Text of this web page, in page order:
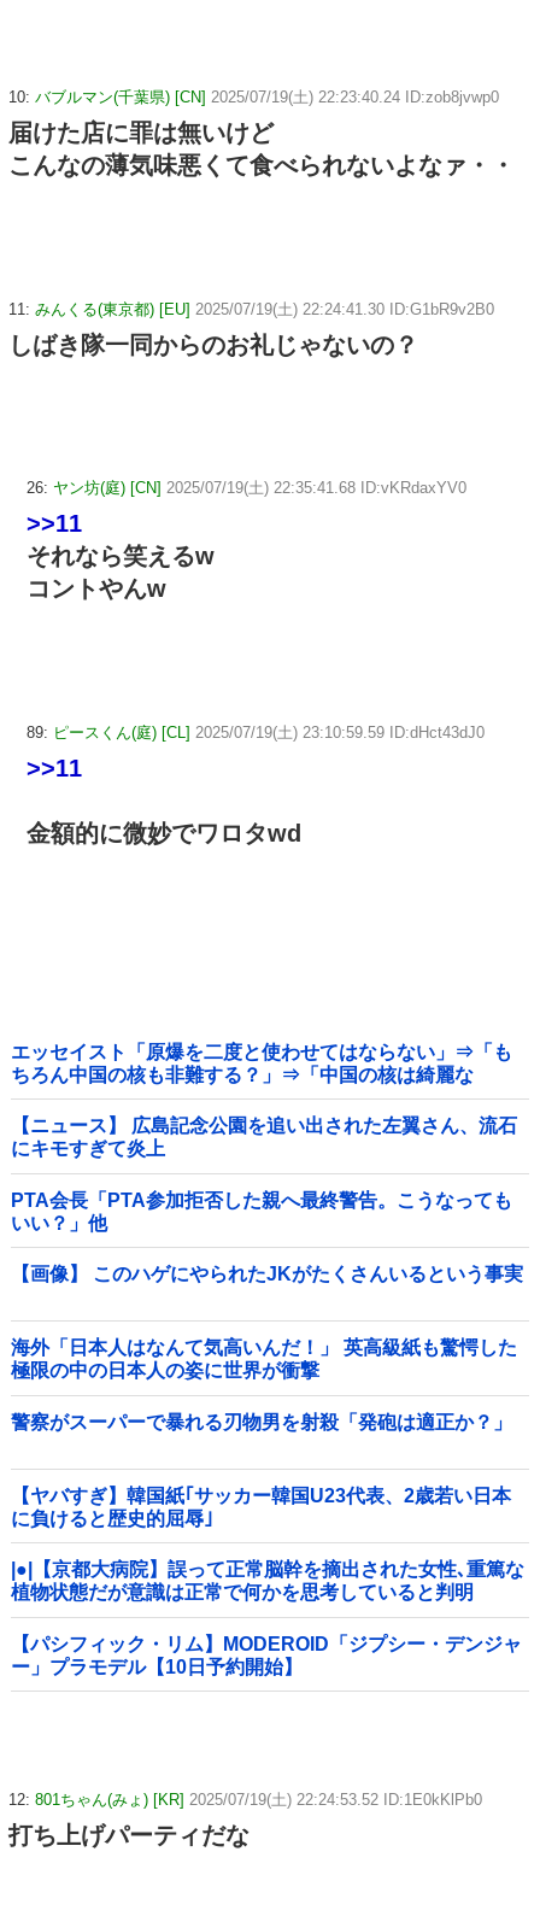
10: バブルマン(千葉県) [CN] 2025/07/19(土) 22:23:40.24 ID:zob8jvwp0
届けた店に罪は無いけど
こんなの薄気味悪くて食べられないよなァ・・
11: みんくる(東京都) [EU] 2025/07/19(土) 22:24:41.30 ID:G1bR9v2B0
しばき隊一同からのお礼じゃないの？
26: ヤン坊(庭) [CN] 2025/07/19(土) 22:35:41.68 ID:vKRdaxYV0
>>11
それなら笑えるw
コントやんw
89: ピースくん(庭) [CL] 2025/07/19(土) 23:10:59.59 ID:dHct43dJ0
>>11
金額的に微妙でワロタwd
エッセイスト「原爆を二度と使わせてはならない」⇒「も
ちろん中国の核も非難する？」⇒「中国の核は綺麗な
核！」
【ニュース】 広島記念公園を追い出された左翼さん、流石
にキモすぎて炎上
PTA会長「PTA参加拒否した親へ最終警告。こうなっても
いい？」他
【画像】 このハゲにやられたJKがたくさんいるという事実
海外「日本人はなんて気高いんだ！」 英高級紙も驚愕した
極限の中の日本人の姿に世界が衝撃
警察がスーパーで暴れる刃物男を射殺「発砲は適正か？」
【ヤバすぎ】韓国紙｢サッカー韓国U23代表、2歳若い日本
に負けると歴史的屈辱｣
|●|【京都大病院】誤って正常脳幹を摘出された女性､重篤な
植物状態だが意識は正常で何かを思考していると判明
【パシフィック・リム】MODEROID「ジプシー・デンジャ
ー」プラモデル【10日予約開始】
12: 801ちゃん(みょ) [KR] 2025/07/19(土) 22:24:53.52 ID:1E0kKlPb0
打ち上げパーティだな